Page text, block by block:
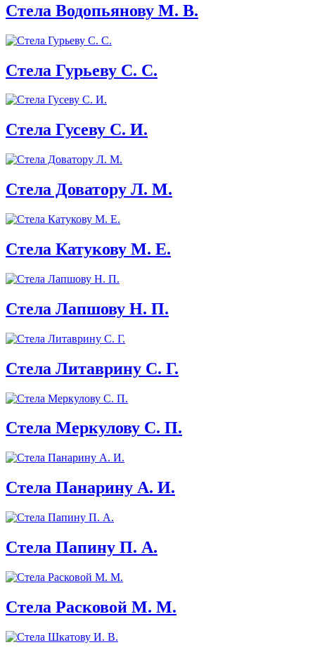
Стела Водопьянову М. В.
Стела Гурьеву С. С.
Стела Гусеву С. И.
Стела Доватору Л. М.
Стела Катукову М. Е.
Стела Лапшову Н. П.
Стела Литаврину С. Г.
Стела Меркулову С. П.
Стела Панарину А. И.
Стела Папину П. А.
Стела Расковой М. М.